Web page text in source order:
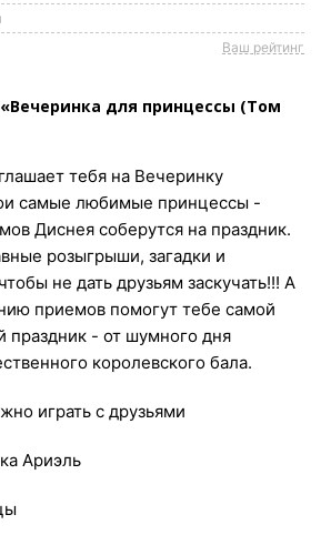
Ваш рейтинг
для принцессы (Том
тебя на Вечеринку
самые любимые принцессы -
Диснея соберутся на праздник.
розыгрыши, загадки и
не дать друзьям заскучать!!! А
приемов помогут тебе самой
праздник - от шумного дня
королевского бала.
играть с друзьями
Ариэль